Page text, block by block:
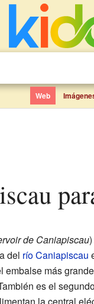
Web
de Caniapiscau
del río Caniapiscau
embalse más
es el